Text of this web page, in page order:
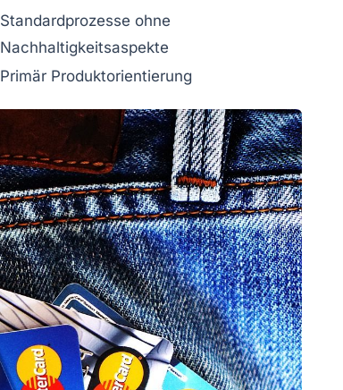
Standardprozesse ohne
Nachhaltigkeitsaspekte
Primär Produktorientierung